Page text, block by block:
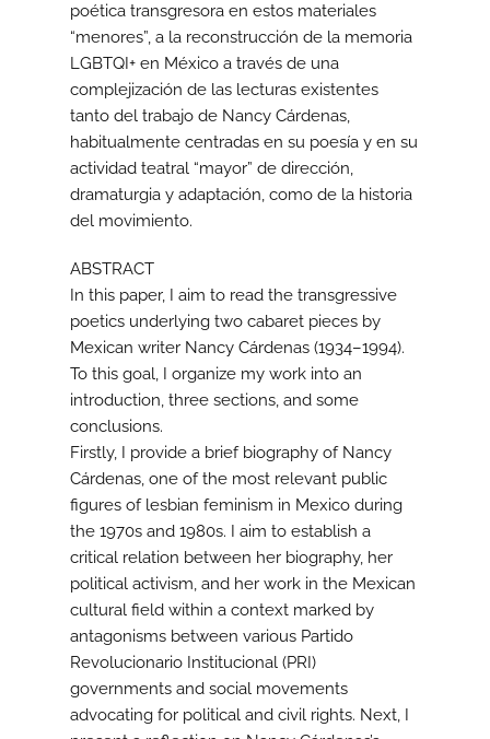
poética transgresora en estos materiales
“menores”, a la reconstrucción de la memoria
LGBTQI+ en México a través de una
complejización de las lecturas existentes
tanto del trabajo de Nancy Cárdenas,
habitualmente centradas en su poesía y en su
actividad teatral “mayor” de dirección,
dramaturgia y adaptación, como de la historia
del movimiento.
ABSTRACT
In this paper, I aim to read the transgressive
poetics underlying two cabaret pieces by
Mexican writer Nancy Cárdenas (1934–1994).
To this goal, I organize my work into an
introduction, three sections, and some
conclusions.
Firstly, I provide a brief biography of Nancy
Cárdenas, one of the most relevant public
figures of lesbian feminism in Mexico during
the 1970s and 1980s. I aim to establish a
critical relation between her biography, her
political activism, and her work in the Mexican
cultural field within a context marked by
antagonisms between various Partido
Revolucionario Institucional (PRI)
governments and social movements
advocating for political and civil rights. Next, I